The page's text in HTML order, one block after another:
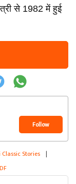
से 1982 में हुई
Follow
Stories |